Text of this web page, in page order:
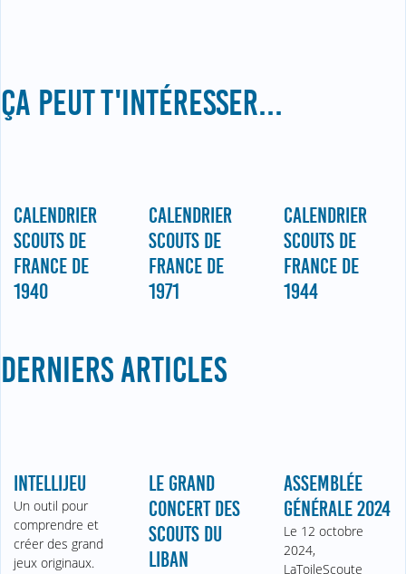
ÇA PEUT T'INTÉRESSER...
CALENDRIER
SCOUTS DE
FRANCE DE
1940
CALENDRIER
SCOUTS DE
FRANCE DE
1971
CALENDRIER
SCOUTS DE
FRANCE DE
1944
DERNIERS ARTICLES
INTELLIJEU
Un outil pour
comprendre et
créer des grand
jeux originaux.
LE GRAND
CONCERT DES
SCOUTS DU
LIBAN
ASSEMBLÉE
GÉNÉRALE 2024
Le 12 octobre
2024,
LaToileScoute